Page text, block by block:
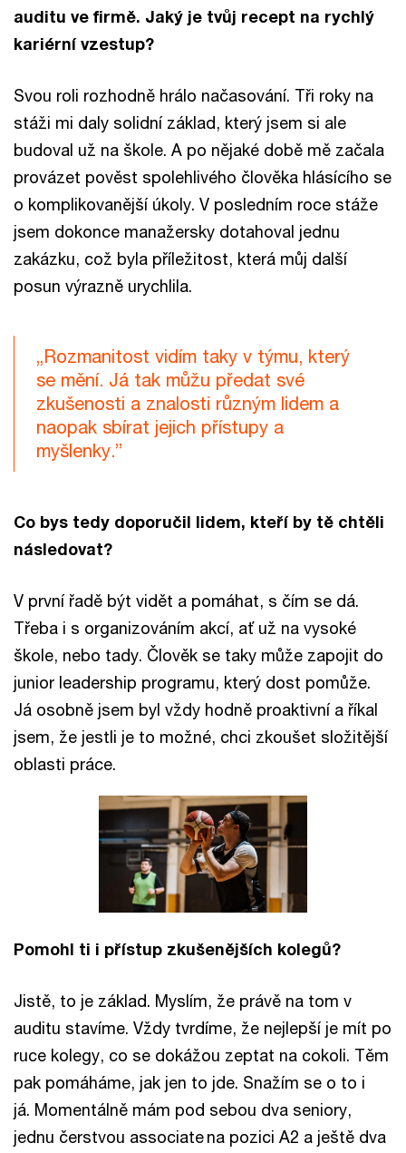
auditu ve firmě. Jaký je tvůj recept na rychlý
kariérní vzestup?
Svou roli rozhodně hrálo načasování. Tři roky na
stáži mi daly solidní základ, který jsem si ale
budoval už na škole. A po nějaké době mě začala
provázet pověst spolehlivého člověka hlásícího se
o komplikovanější úkoly. V posledním roce stáže
jsem dokonce manažersky dotahoval jednu
zakázku, což byla příležitost, která můj další
posun výrazně urychlila.
„Rozmanitost vidím taky v týmu, který
se mění. Já tak můžu předat své
zkušenosti a znalosti různým lidem a
naopak sbírat jejich přístupy a
myšlenky.”
Co bys tedy doporučil lidem, kteří by tě chtěli
následovat?
V první řadě být vidět a pomáhat, s čím se dá.
Třeba i s organizováním akcí, ať už na vysoké
škole, nebo tady. Člověk se taky může zapojit do
junior leadership programu, který dost pomůže.
Já osobně jsem byl vždy hodně proaktivní a říkal
jsem, že jestli je to možné, chci zkoušet složitější
oblasti práce.
Pomohl ti i přístup zkušenějších kolegů?
Jistě, to je základ. Myslím, že právě na tom v
auditu stavíme. Vždy tvrdíme, že nejlepší je mít po
ruce kolegy, co se dokážou zeptat na cokoli. Těm
pak pomáháme, jak jen to jde. Snažím se o to i
já. Momentálně mám pod sebou dva seniory,
jednu čerstvou associate na pozici A2 a ještě dva